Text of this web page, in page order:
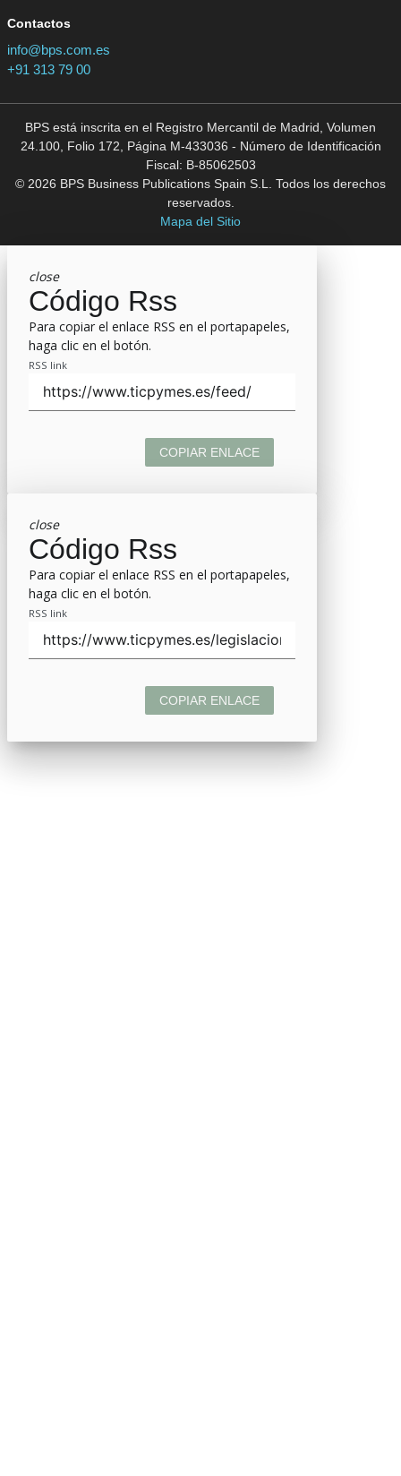
Contactos
info@bps.com.es
+91 313 79 00
BPS está inscrita en el Registro Mercantil de Madrid, Volumen
24.100, Folio 172, Página M-433036 - Número de Identificación
Fiscal: B-85062503
© 2026 BPS Business Publications Spain S.L. Todos los derechos
reservados.
Mapa del Sitio
close
Código Rss
Para copiar el enlace RSS en el portapapeles,
haga clic en el botón.
RSS link
COPIAR ENLACE
close
Código Rss
Para copiar el enlace RSS en el portapapeles,
haga clic en el botón.
RSS link
COPIAR ENLACE